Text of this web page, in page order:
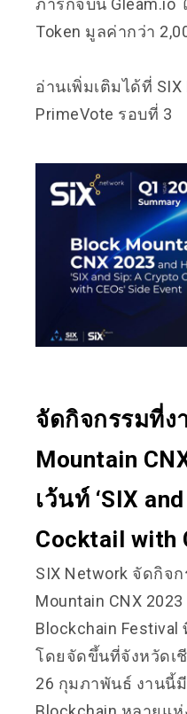
ภารกิจบน Gleam.io
Token มูลค่ากว่า
อ่านเพิ่มเติมได้ที่
PrimeVote รอบที่ 3
จัดกิจกรรมที่ง
Mountain
เว้นท์ ‘SIX
Cocktail with
SIX Network จัดกิจ
Mountain CNX
Blockchain
โดยจัดขึ้นที่จังหวัดเ
26 กุมภาพันธ์ งานนี้